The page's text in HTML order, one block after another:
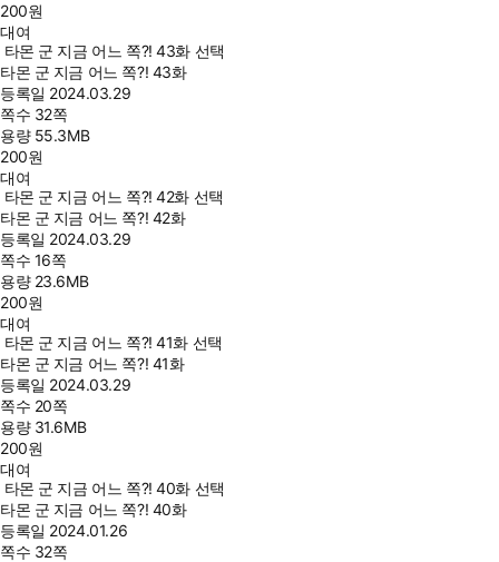
200원
대여
타몬 군 지금 어느 쪽?! 43화 선택
타몬 군 지금 어느 쪽?! 43화
등록일 2024.03.29
쪽수 32쪽
용량 55.3MB
200원
대여
타몬 군 지금 어느 쪽?! 42화 선택
타몬 군 지금 어느 쪽?! 42화
등록일 2024.03.29
쪽수 16쪽
용량 23.6MB
200원
대여
타몬 군 지금 어느 쪽?! 41화 선택
타몬 군 지금 어느 쪽?! 41화
등록일 2024.03.29
쪽수 20쪽
용량 31.6MB
200원
대여
타몬 군 지금 어느 쪽?! 40화 선택
타몬 군 지금 어느 쪽?! 40화
등록일 2024.01.26
쪽수 32쪽